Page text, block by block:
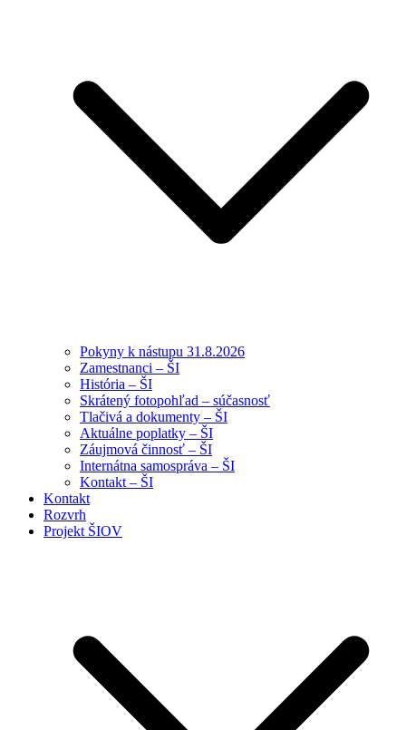
Pokyny k nástupu 31.8.2026
Zamestnanci – ŠI
História – ŠI
Skrátený fotopohľad – súčasnosť
Tlačivá a dokumenty – ŠI
Aktuálne poplatky – ŠI
Záujmová činnosť – ŠI
Internátna samospráva – ŠI
Kontakt – ŠI
Kontakt
Rozvrh
Projekt ŠIOV